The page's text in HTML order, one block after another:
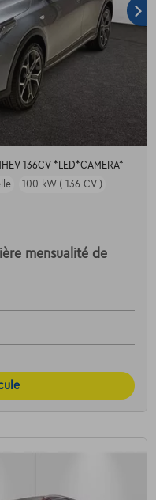
136CV *LED*CAMERA*
100 kW ( 136 CV )
mensualité de